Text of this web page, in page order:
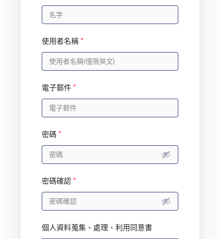
使用者名稱 *
電子郵件 *
密碼 *
密碼確認 *
個人資料蒐集、處理、利用同意書